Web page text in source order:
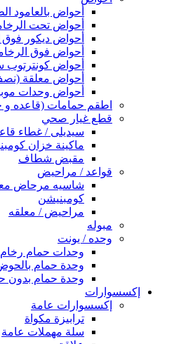
أحواض بالعامود
أحواض تحت
أحواض ديكور فوق
أحواض فوق
أحواض
أحواض معلقة
أحواض وحدات
اطقم حمامات (قاعده
قطع غيار صحي
سيديلى / غطاء
ماكينة خزان
مقبض شطاف
قواعد / مراحيض
شاسيه مرحاض
كومبنيشن
مراحيض / معلقه
مبوله
وحده / يونت
وحدات حمام رخام
وحدة حمام
وحدة حمام بدون
إكسسوارات
إكسسوارات عامة
ترابيزة مكواة
سلة مهملات عامة